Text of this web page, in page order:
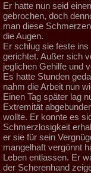
Er hatte nun seid
gebrochen, doch
man diese
die Augen.
Er schlug sie feste
gerichtet. Außer sich
jeglichen Gehilfe und
Es hatte Stunden
nahm die Arbeit nun
Einen Tag später lag
Extremität
wollte. Er konnte es
Schmerzlosigkeit
er sie für sein
mangelhaft vergönnt
Leben entlassen. Er
der Scherenhand